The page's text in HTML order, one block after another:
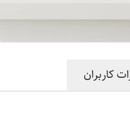
کاربران